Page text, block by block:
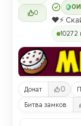
0
0
❤️⚡️
10272
Донат 0
Битва замков